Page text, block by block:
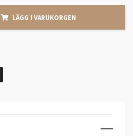
LÄGG I VARUKORGEN